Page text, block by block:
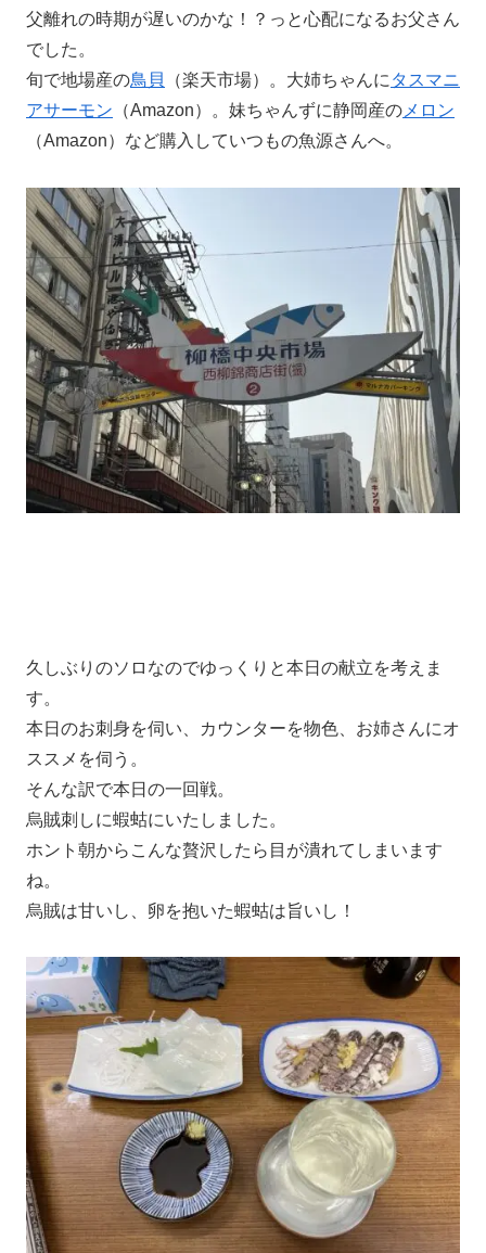
父離れの時期が遅いのかな！？っと心配になるお父さん
でした。
旬で地場産の鳥貝 （楽天市場）。大姉ちゃんに タスマニ
アサーモン （Amazon）。妹ちゃんずに静岡産の メロン
（Amazon）など購入していつもの魚源さんへ。
久しぶりのソロなのでゆっくりと本日の献立を考えま
す。
本日のお刺身を伺い、カウンターを物色、お姉さんにオ
ススメを伺う。
そんな訳で本日の一回戦。
烏賊刺しに蝦蛄にいたしました。
ホント朝からこんな贅沢したら目が潰れてしまいます
ね。
烏賊は甘いし、卵を抱いた蝦蛄は旨いし！